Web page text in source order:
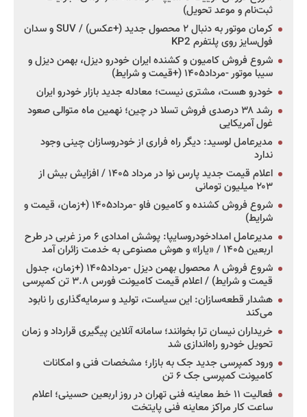
ثبت‌نام و موعد تحویل)
کرمان موتور به دنبال ۲ محصول جدید (+عکس) / SUV و سدان
فول‌سایز روی پلتفرم KP2
شروع فروش کامیون و کشنده ایران خودرو دیزل، بهمن دیزل و
سیبا موتور -مرداد۱۴۰۵ (+قیمت و شرایط)
خودرو هست، مشتری نیست؛ معادله جدید بازار خودرو ایران
رشد ۳۸ درصدی فروش تسلا در چین؛ نهمین ماه متوالی صعود
غول آمریکایی
مدیرعامل لوسید: دیگر راه فراری از خودروسازان چینی وجود
ندارد
اعلام قیمت جدید پارس نوا در مرداد ۱۴۰۵ / افزایش بیش از
۲۰۳ میلیون تومانی
شروع فروش کشنده و کامیون فاو -مرداد۱۴۰۵ (+زمان، قیمت و
شرایط)
مدیرعامل امدادخودروسایپا: پوشش امدادی ۶ مرز غربی در طرح
اربعین ۱۴۰۵ / «یارا» و هوش مصنوعی به خدمت زائران آمد
شروع فروش ۸ محصول بهمن دیزل -مرداد۱۴۰۵ (+زمان، جدول
قیمت و شرایط) / اعلام قیمت کامیونت فورس ۳.۸ تن کمپرسی
هشدار قطعه‌سازان: این سیاست، تولید و سرمایه‌گذاری را نابود
می‌کند
خریداران نیسان ترا بخوانند؛ سامانه آنلاین پیگیری قرارداد و زمان
تحویل خودرو راه‌اندازی شد
ورود کمپرسی جدید جک به بازار؛ مشخصات فنی و امکانات
کامیونت کمپرسی جک ۶ تن
فعالیت ۱۱ خط معاینه فنی تهران در روز اربعین حسینی؛ اعلام
ساعت کار مراکز معاینه فنی پایتخت